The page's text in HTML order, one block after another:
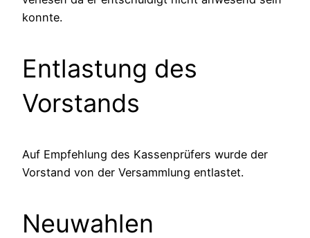
konnte.
Entlastung des
Vorstands
Auf Empfehlung des Kassenprüfers wurde der
Vorstand von der Versammlung entlastet.
Neuwahlen